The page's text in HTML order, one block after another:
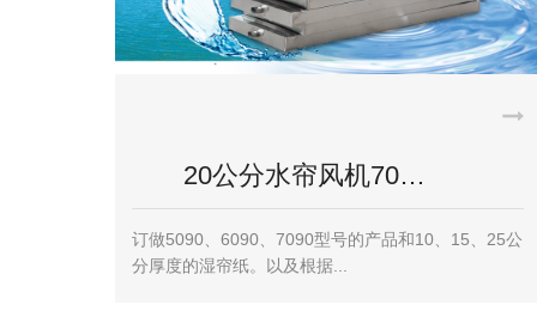
塑胶玩具厂车间降…
塑胶玩具厂车间降温解决方案 玩具厂存在的问题：
1、塑胶异味非常大，工...